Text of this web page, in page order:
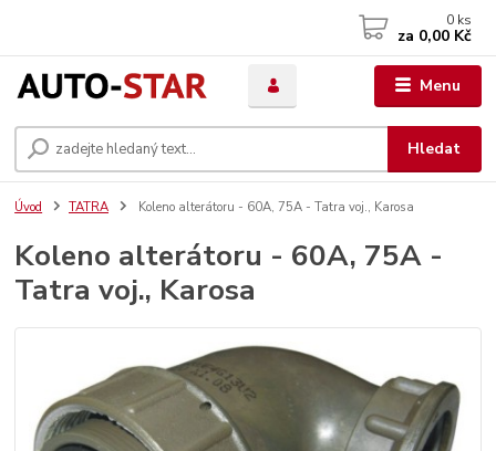
Menu
Hledat
0 ks
za 0,00 Kč
Úvod TATRA Koleno alterátoru - 60A, 75A - Tatra voj., Karosa
Koleno alterátoru - 60A, 75A -
Tatra voj., Karosa